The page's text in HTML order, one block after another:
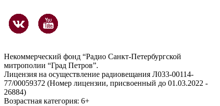
Некоммерческий фонд “Радио Санкт-Петербургской
митрополии “Град Петров”.
Лицензия на осуществление радиовещания Л033-00114-
77/00059372 (Номер лицензии, присвоенный до 01.03.2022 -
26884)
Возрастная категория: 6+